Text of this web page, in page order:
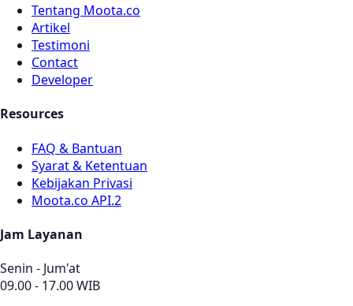
Tentang Moota.co
Artikel
Testimoni
Contact
Developer
Resources
FAQ & Bantuan
Syarat & Ketentuan
Kebijakan Privasi
Moota.co API.2
Jam Layanan
Senin - Jum'at
09.00 - 17.00 WIB